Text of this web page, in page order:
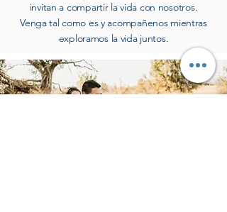
invitan a compartir la vida con nosotros.
Venga tal como es y acompañenos mientras
exploramos la vida juntos.